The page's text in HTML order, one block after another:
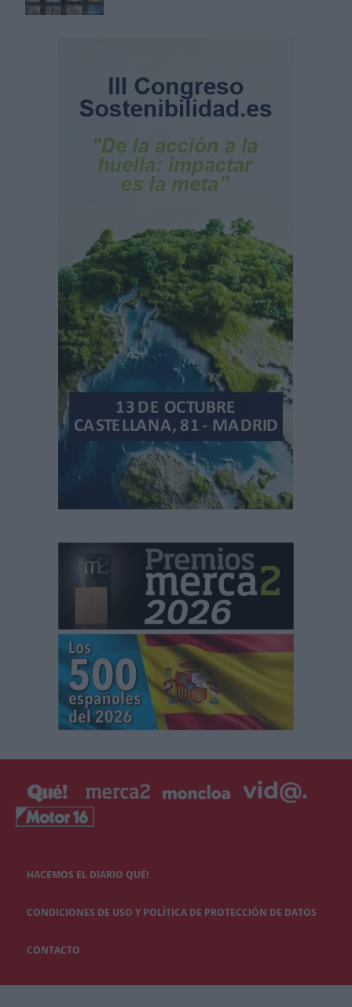
HACEMOS EL DIARIO QUÉ!
CONDICIONES DE USO Y POLÍTICA DE PROTECCIÓN DE DATOS
CONTACTO